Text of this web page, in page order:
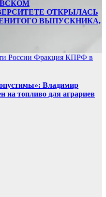
ОТКРЫЛАСЬ
ВЫПУСКНИКА,
России Фракция КПРФ в
Владимир
на топливо для аграриев